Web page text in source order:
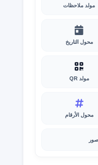
مولد ملاحظات
محول التاريخ
مولد QR
محول الأرقام